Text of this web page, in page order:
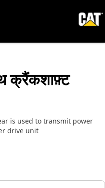
क्रैंकशाफ़्ट
is used to transmit power
drive unit